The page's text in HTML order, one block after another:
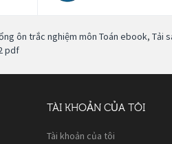
ôn trắc nghiệm môn Toán ebook, Tải
pdf
TÀI KHOẢN CỦA TÔI
Tài khoản của tôi